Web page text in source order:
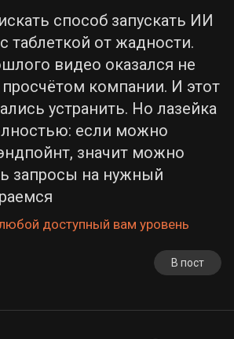
способ запускать ИИ
таблеткой от жадности.
видео оказался не
компании. И этот
устранить. Но лазейка
если можно
значит можно
запросы на нужный
доступный вам уровень
В пост